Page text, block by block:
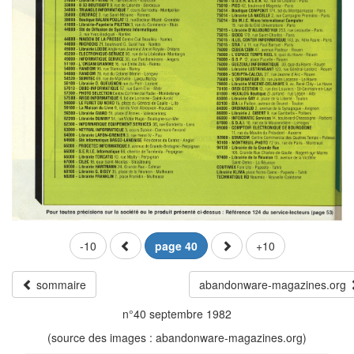
-10 page 40 +10
sommaire
abandonware-magazines.org
n°40 septembre 1982
(source des images : abandonware-magazines.org)